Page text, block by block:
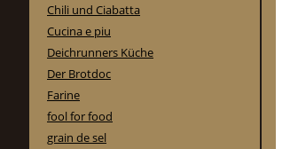
Chili und Ciabatta
Cucina e piu
Deichrunners Küche
Der Brotdoc
Farine
fool for food
grain de sel